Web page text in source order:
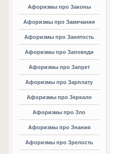
Афоризмы про Законы
Афоризмы про Замечания
Афоризмы про Занятость
Афоризмы про Заповеди
Афоризмы про Запрет
Афоризмы про Зарплату
Афоризмы про Зеркало
Афоризмы про Зло
Афоризмы про Знания
Афоризмы про Зрелость